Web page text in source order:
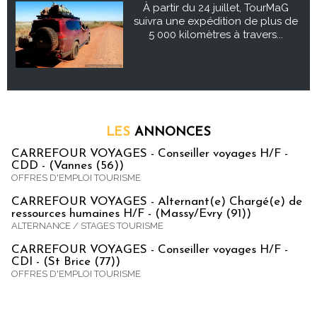
À partir du 24 juillet, TourMaG
suivra une expédition de plus de
5 000 kilomètres à travers...
LES ANNONCES
CARREFOUR VOYAGES - Conseiller voyages H/F -
CDD - (Vannes (56))
OFFRES D'EMPLOI TOURISME
CARREFOUR VOYAGES - Alternant(e) Chargé(e) de
ressources humaines H/F - (Massy/Evry (91))
ALTERNANCE / STAGES TOURISME
CARREFOUR VOYAGES - Conseiller voyages H/F -
CDI - (St Brice (77))
OFFRES D'EMPLOI TOURISME